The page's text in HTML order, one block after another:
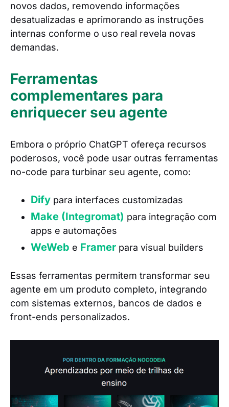
novos dados, removendo informações
desatualizadas e aprimorando as instruções
internas conforme o uso real revela novas
demandas.
Ferramentas
complementares para
enriquecer seu agente
Embora o próprio ChatGPT ofereça recursos
poderosos, você pode usar outras ferramentas
no-code para turbinar seu agente, como:
Dify para interfaces customizadas
Make (Integromat) para integração com
apps e automações
WeWeb e Framer para visual builders
Essas ferramentas permitem transformar seu
agente em um produto completo, integrando
com sistemas externos, bancos de dados e
front-ends personalizados.